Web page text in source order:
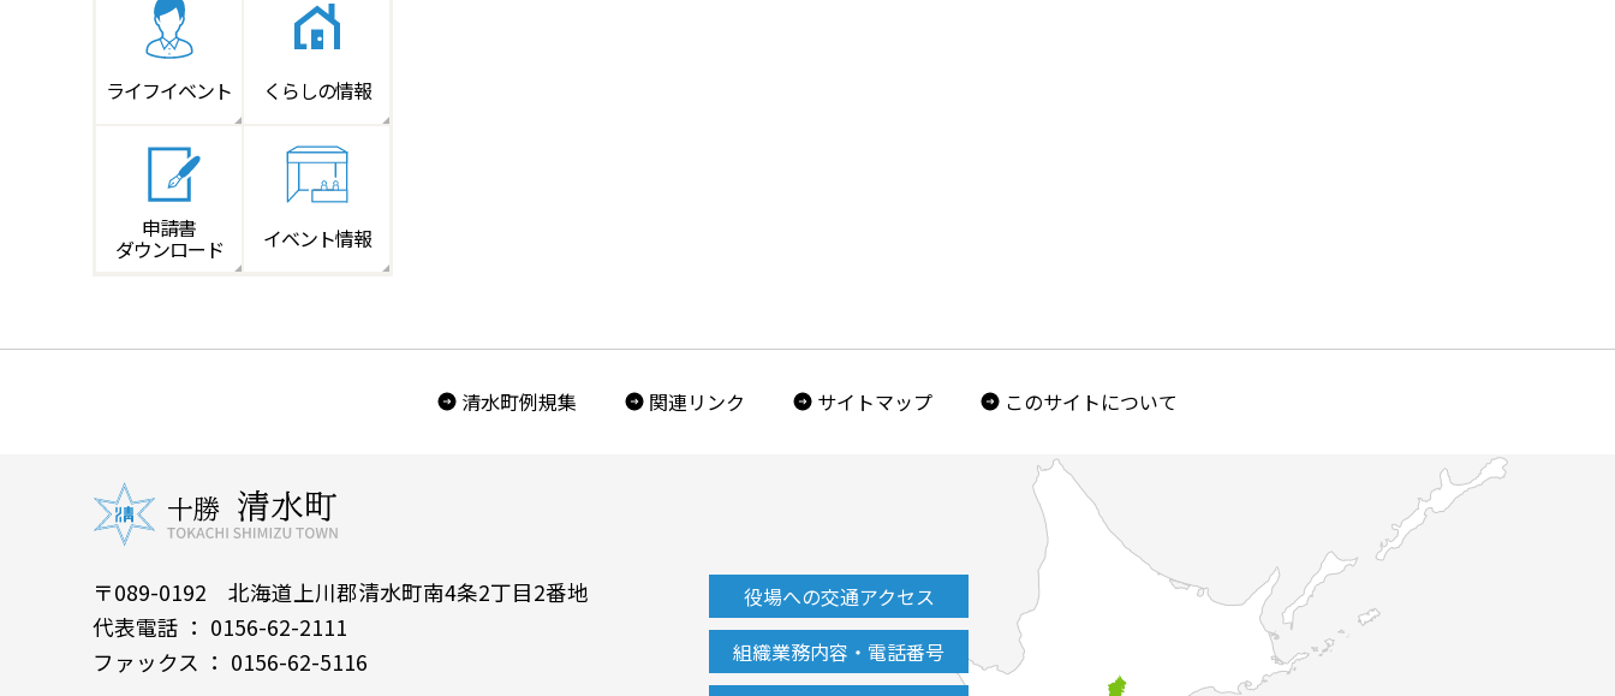
ライフイベント くらしの情報
申請書
ダウンロード イベント情報
清水町例規集 関連リンク サイトマップ このサイトについて
〒089-0192 北海道上川郡清水町南4条2丁目2番地
代表電話 ： 0156-62-2111
ファックス ： 0156-62-5116
役場への交通アクセス
組織業務内容・電話番号